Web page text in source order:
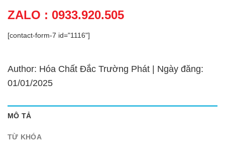
ZALO : 0933.920.505
[contact-form-7 id="1116"]
Author: Hóa Chất Đắc Trường Phát | Ngày đăng:
01/01/2025
MÔ TẢ
TỪ KHÓA